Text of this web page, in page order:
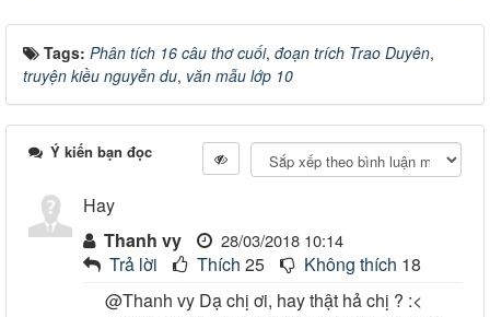
Tags: Phân tích 16 câu thơ cuối, đoạn trích Trao Duyên,
truyện kiều nguyễn du, văn mẫu lớp 10
Ý kiến bạn đọc
Hay
Thanh vy
28/03/2018 10:14
Trả lời Thích 25 Không thích 18
@Thanh vy Dạ chị ơi, hay thật hả chị ? :<